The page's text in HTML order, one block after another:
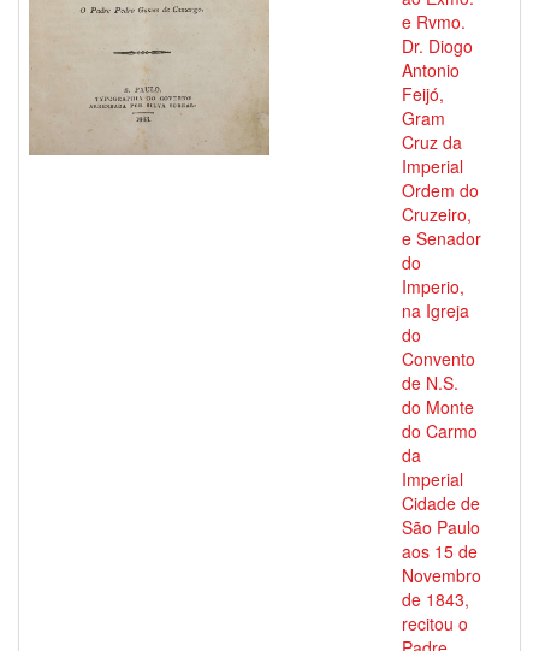
e Rvmo.
Dr. Diogo
Antonio
Feijó,
Gram
Cruz da
Imperial
Ordem do
Cruzeiro,
e Senador
do
Imperio,
na Igreja
do
Convento
de N.S.
do Monte
do Carmo
da
Imperial
Cidade de
São Paulo
aos 15 de
Novembro
de 1843,
recitou o